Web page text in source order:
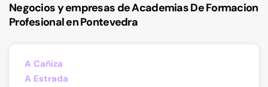
Negocios y empresas de Academias De Formacion
Profesional en Pontevedra
A Cañiza
A Estrada